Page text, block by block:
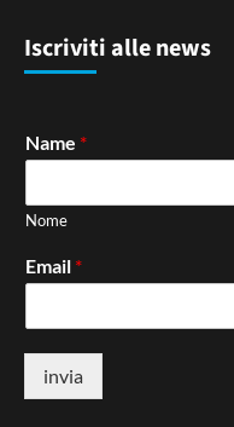
Iscriviti alle news
Name *
Nome
Email *
invia